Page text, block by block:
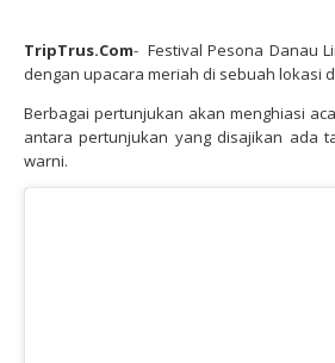
TripTrus.Com- Festival Pesona Danau
dengan upacara meriah di sebuah lokasi
Berbagai pertunjukan akan menghiasi
antara pertunjukan yang disajikan ada
warni.